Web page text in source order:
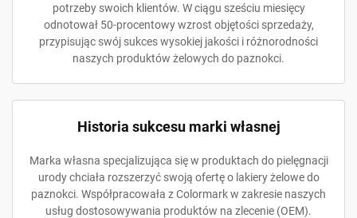
potrzeby swoich klientów. W ciągu sześciu miesięcy
odnotował 50-procentowy wzrost objętości sprzedaży,
przypisując swój sukces wysokiej jakości i różnorodności
naszych produktów żelowych do paznokci.
Historia sukcesu marki własnej
Marka własna specjalizująca się w produktach do pielęgnacji
urody chciała rozszerzyć swoją ofertę o lakiery żelowe do
paznokci. Współpracowała z Colormark w zakresie naszych
usług dostosowywania produktów na zlecenie (OEM).